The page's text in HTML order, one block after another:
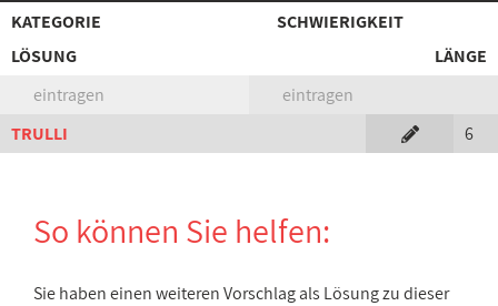
KATEGORIE
SCHWIERIGKEIT
LÖSUNG
LÄNGE
eintragen
eintragen
TRULLI
6
So können Sie helfen:
Sie haben einen weiteren Vorschlag als Lösung zu dieser